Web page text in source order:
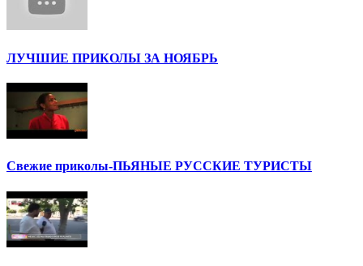
ЛУЧШИЕ ПРИКОЛЫ ЗА НОЯБРЬ
Cвежие приколы-ПЬЯНЫЕ РУССКИЕ ТУРИСТЫ